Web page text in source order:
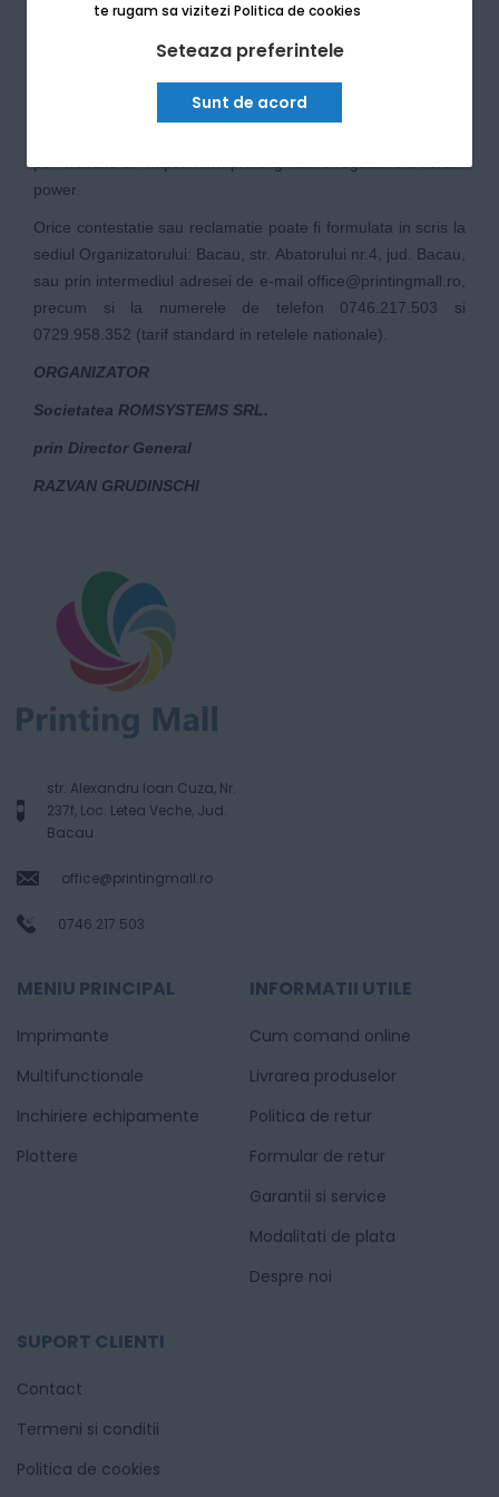
te rugam sa viziteziPolitica de cookies
Seteaza preferintele
Sunt de acord
de retur, conditiile de acceptare si documentele necesare
6. DISPOZITII FINALE
power
Orice contestatie sau reclamatie poate fi formulata in scris la
sediul Organizatorului: Bacau, str. Abatorului nr.4, jud. Bacau,
sau prin intermediul adresei de e-mail office@printingmall.ro
precum si la numerele de telefon 0746.217.503 si
0729.958.352 (tarif standard in retelele nationale).
ORGANIZATOR
Societatea ROMSYSTEMS SRL.
prin Director General
RAZVAN GRUDINSCHI
str. Alexandru Ioan Cuza, Nr.
237f, Loc. Letea Veche, Jud.
Bacau
office@printingmall.ro
0746.217.503
MENIU PRINCIPAL
Imprimante
Multifunctionale
Inchiriere echipamente
Plottere
INFORMATII UTILE
Cum comand online
Livrarea produselor
Politica de retur
Formular de retur
Garantii si service
Modalitati de plata
Despre noi
SUPORT CLIENTI
Contact
Termeni si conditii
Politica de cookies